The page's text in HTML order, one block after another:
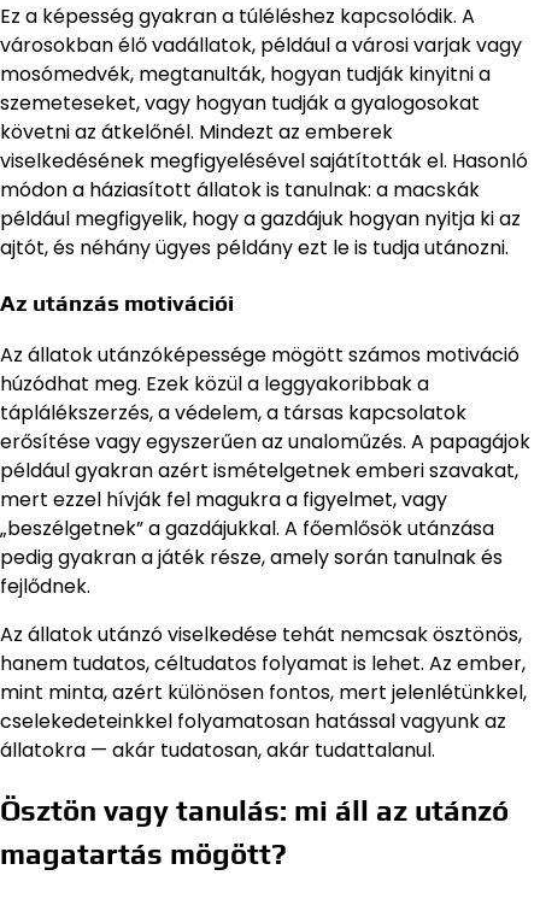
Ez a képesség gyakran a túléléshez kapcsolódik. A
városokban élő vadállatok, például a városi varjak vagy
mosómedvék, megtanulták, hogyan tudják kinyitni a
szemeteseket, vagy hogyan tudják a gyalogosokat
követni az átkelőnél. Mindezt az emberek
viselkedésének megfigyelésével sajátították el. Hasonló
módon a háziasított állatok is tanulnak: a macskák
például megfigyelik, hogy a gazdájuk hogyan nyitja ki az
ajtót, és néhány ügyes példány ezt le is tudja utánozni.
Az utánzás motivációi
Az állatok utánzóképessége mögött számos motiváció
húzódhat meg. Ezek közül a leggyakoribbak a
táplálékszerzés, a védelem, a társas kapcsolatok
erősítése vagy egyszerűen az unaloműzés. A papagájok
például gyakran azért ismételgetnek emberi szavakat,
mert ezzel hívják fel magukra a figyelmet, vagy
„beszélgetnek” a gazdájukkal. A főemlősök utánzása
pedig gyakran a játék része, amely során tanulnak és
fejlődnek.
Az állatok utánzó viselkedése tehát nemcsak ösztönös,
hanem tudatos, céltudatos folyamat is lehet. Az ember,
mint minta, azért különösen fontos, mert jelenlétünkkel,
cselekedeteinkkel folyamatosan hatással vagyunk az
állatokra — akár tudatosan, akár tudattalanul.
Ösztön vagy tanulás: mi áll az utánzó
magatartás mögött?